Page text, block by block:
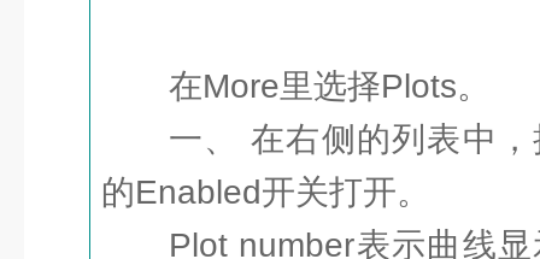
在More里选择Plots。
一、 在右侧的列表中
的Enabled开关打开。
Plot number表示曲线